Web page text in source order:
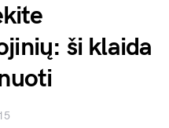
ši klaida